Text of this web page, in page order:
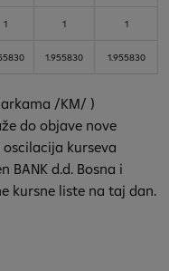
1 1 1
1.955830 1.955830
/KM/ )
do objave nove
kurseva
BANK d.d. Bosna i
kursne liste na taj dan.